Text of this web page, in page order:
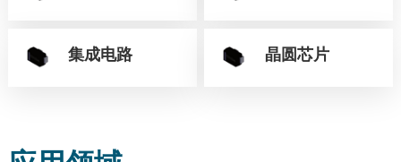
集成电路 晶圆芯片